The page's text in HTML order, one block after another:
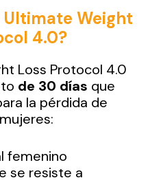
Ultimate Weight
4.0?
Loss Protocol 4.0
de 30 días que
la pérdida de
femenino
se resiste a